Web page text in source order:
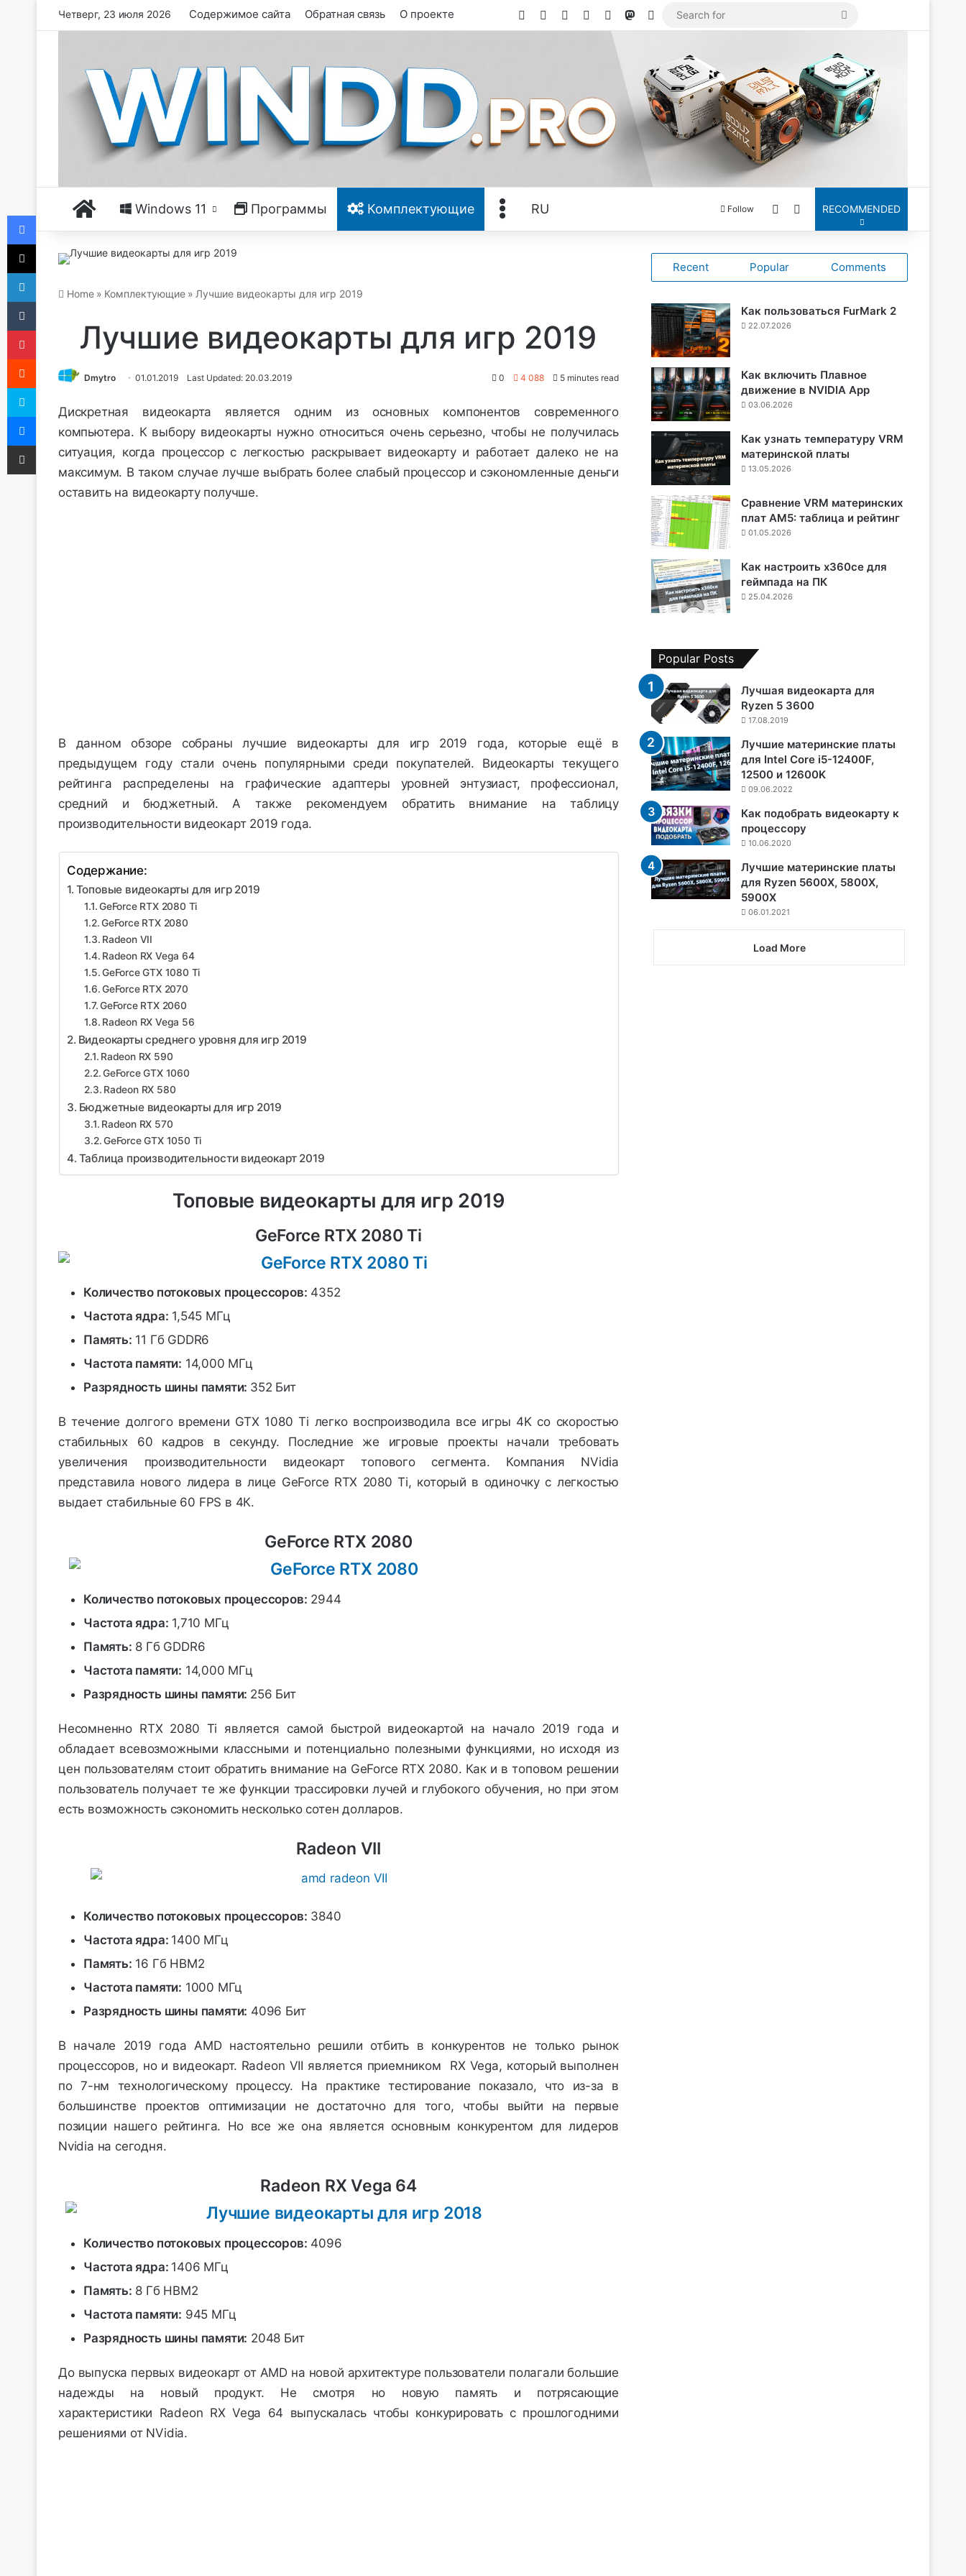
Четверг, 23 июля 2026 Содержимое сайта Обратная связь О проекте Facebook YouTubeTumblrRSSMastodon
Log In
Search
ГлавнаяWindows 11 Программы Комплектующие ЕщёRU Follow Switch skin
Search for
RECOMMENDED
Home » Комплектующие » Лучшие видеокарты для игр 2019
Лучшие видеокарты для игр 2019
Dmytro 01.01.2019 Last Updated: 20.03.2019 0 4 088 5 minutes read
Дискретная видеокарта является одним из основных компонентов современного
компьютера. К выбору видеокарты нужно относиться очень серьезно, чтобы не получилась
ситуация, когда процессор с легкостью раскрывает видеокарту и работает далеко не на
максимум. В таком случае лучше выбрать более слабый процессор и сэкономленные деньги
оставить на видеокарту получше.
В данном обзоре собраны лучшие видеокарты для игр 2019 года, которые ещё в
предыдущем году стали очень популярными среди покупателей. Видеокарты текущего
рейтинга распределены на графические адаптеры уровней энтузиаст, профессионал,
средний и бюджетный. А также рекомендуем обратить внимание на таблицу
производительности видеокарт 2019 года.
Содержание:
Топовые видеокарты для игр 2019
GeForce RTX 2080 Ti
GeForce RTX 2080
Radeon VII
Radeon RX Vega 64
GeForce GTX 1080 Ti
GeForce RTX 2070
GeForce RTX 2060
Radeon RX Vega 56
Видеокарты среднего уровня для игр 2019
Radeon RX 590
GeForce GTX 1060
Radeon RX 580
Бюджетные видеокарты для игр 2019
Radeon RX 570
GeForce GTX 1050 Ti
Таблица производительности видеокарт 2019
Топовые видеокарты для игр 2019
GeForce RTX 2080 Ti
Количество потоковых процессоров: 4352
Частота ядра: 1,545 МГц
Память: 11 Гб GDDR6
Частота памяти: 14,000 МГц
Разрядность шины памяти: 352 Бит
В течение долгого времени GTX 1080 Ti легко воспроизводила все игры 4K со скоростью
стабильных 60 кадров в секунду. Последние же игровые проекты начали требовать
увеличения производительности видеокарт топового сегмента. Компания NVidia
представила нового лидера в лице GeForce RTX 2080 Ti, который в одиночку с легкостью
выдает стабильные 60 FPS в 4К.
GeForce RTX 2080
Количество потоковых процессоров: 2944
Частота ядра: 1,710 МГц
Память: 8 Гб GDDR6
Частота памяти: 14,000 МГц
Разрядность шины памяти: 256 Бит
Несомненно RTX 2080 Ti является самой быстрой видеокартой на начало 2019 года и
обладает всевозможными классными и потенциально полезными функциями, но исходя из
цен пользователям стоит обратить внимание на GeForce RTX 2080. Как и в топовом решении
пользователь получает те же функции трассировки лучей и глубокого обучения, но при этом
есть возможность сэкономить несколько сотен долларов.
Radeon VII
Количество потоковых процессоров: 3840
Частота ядра: 1400 МГц
Память: 16 Гб HBM2
Частота памяти: 1000 МГц
Разрядность шины памяти: 4096 Бит
В начале 2019 года AMD настоятельно решили отбить в конкурентов не только рынок
процессоров, но и видеокарт. Radeon VII является приемником RX Vega, который выполнен
по 7-нм технологическому процессу. На практике тестирование показало, что из-за в
большинстве проектов оптимизации не достаточно для того, чтобы выйти на первые
позиции нашего рейтинга. Но все же она является основным конкурентом для лидеров
Nvidia на сегодня.
Radeon RX Vega 64
Количество потоковых процессоров: 4096
Частота ядра: 1406 МГц
Память: 8 Гб HBM2
Частота памяти: 945 МГц
Разрядность шины памяти: 2048 Бит
До выпуска первых видеокарт от AMD на новой архитектуре пользователи полагали большие
надежды на новый продукт. Не смотря но новую память и потрясающие
характеристики Radeon RX Vega 64 выпускалась чтобы конкурировать с прошлогодними
решениями от NVidia.
Recent Popular Comments
Как пользоваться FurMark 2
22.07.2026
Как включить Плавное
движение в NVIDIA App
03.06.2026
Как узнать температуру VRM
материнской платы
13.05.2026
Сравнение VRM материнских
плат AM5: таблица и рейтинг
01.05.2026
Как настроить x360ce для
геймпада на ПК
25.04.2026
Popular Posts
Лучшая видеокарта для
Ryzen 5 3600
17.08.2019
Лучшие материнские платы
для Intel Core i5-12400F,
12500 и 12600K
09.06.2022
Как подобрать видеокарту к
процессору
10.06.2020
Лучшие материнские платы
для Ryzen 5600X, 5800X,
5900X
06.01.2021
Load More
Facebook
X
LinkedIn
Tumblr
Pinterest
Reddit
Skype
Messenger
Share via Email